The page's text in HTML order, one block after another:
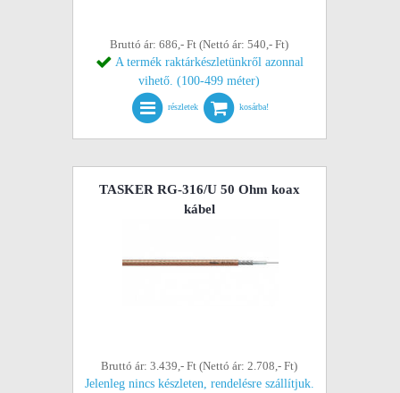
Bruttó ár: 686,- Ft (Nettó ár: 540,- Ft)
A termék raktárkészletünkről azonnal
vihető. (100-499 méter)
részletek kosárba!
TASKER RG-316/U 50 Ohm koax
kábel
Bruttó ár: 3.439,- Ft (Nettó ár: 2.708,- Ft)
Jelenleg nincs készleten, rendelésre szállítjuk.